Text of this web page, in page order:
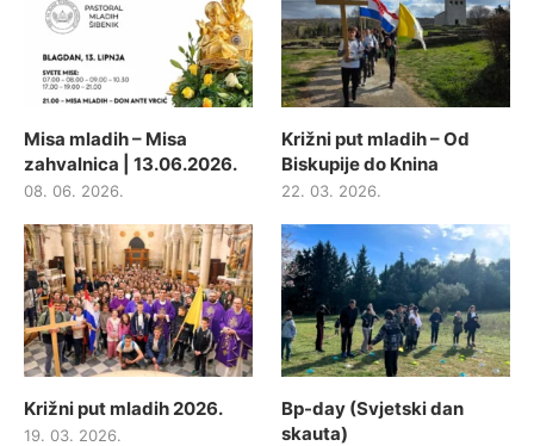
Misa mladih – Misa
zahvalnica | 13.06.2026.
08. 06. 2026.
Križni put mladih – Od
Biskupije do Knina
22. 03. 2026.
Križni put mladih 2026.
19. 03. 2026.
Bp-day (Svjetski dan
skauta)